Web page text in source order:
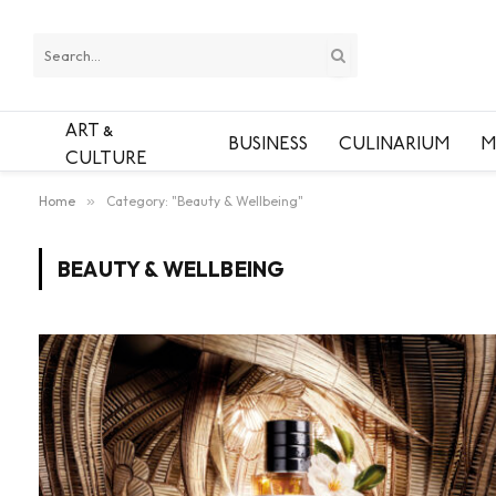
ART &
CULTURE
BUSINESS CULINARIUM
Home » Category: "Beauty & Wellbeing"
BEAUTY & WELLBEING